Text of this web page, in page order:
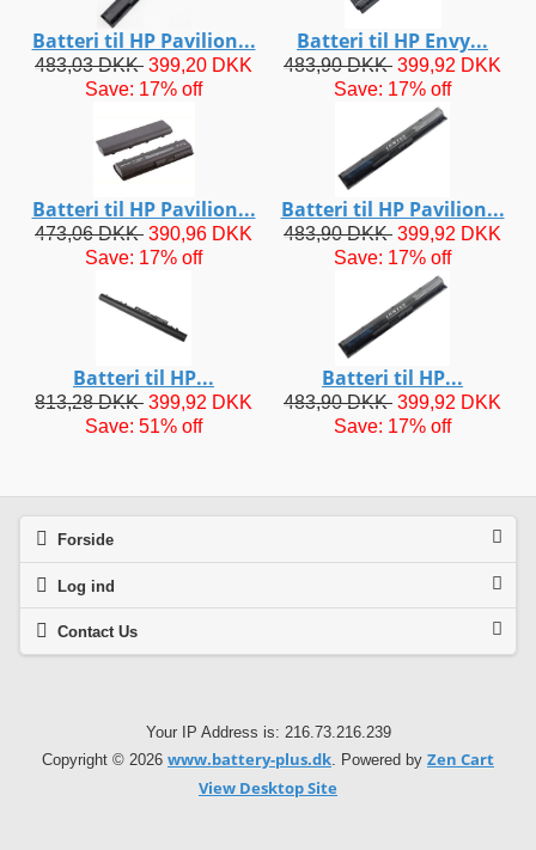
Batteri til HP Pavilion...
483,03 DKK 399,20 DKK
Save: 17% off
Batteri til HP Envy...
483,90 DKK 399,92 DKK
Save: 17% off
Batteri til HP Pavilion...
473,06 DKK 390,96 DKK
Save: 17% off
Batteri til HP Pavilion...
483,90 DKK 399,92 DKK
Save: 17% off
Batteri til HP...
813,28 DKK 399,92 DKK
Save: 51% off
Batteri til HP...
483,90 DKK 399,92 DKK
Save: 17% off
Forside
Log ind
Contact Us
Your IP Address is: 216.73.216.239
Copyright © 2026 www.battery-plus.dk. Powered by Zen Cart
View Desktop Site